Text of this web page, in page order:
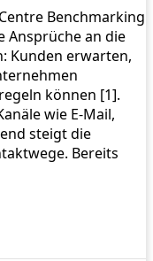
Benchmarking
Ansprüche an die
Kunden erwarten,
können [1].
wie E-Mail,
steigt die
Bereits